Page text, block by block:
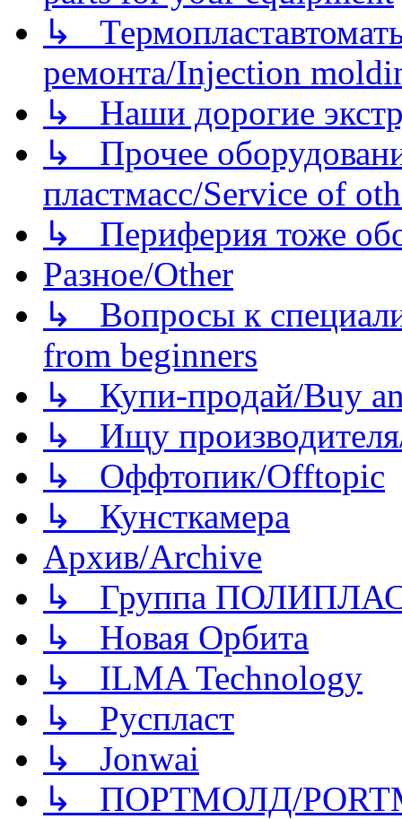
↳
ремонта/Injection
↳ Наши дорогие
↳ Прочее
пластмасс/Service of
↳ Периферия тоже
Разное/Other
↳ Вопросы к
from beginners
↳ Купи-продай/Buy
↳ Ищу
↳ Оффтопик/Offtopic
↳ Кунсткамера
Архив/Archive
↳ Группа
↳ Новая Орбита
↳ ILMA Technology
↳ Руспласт
↳ Jonwai
↳ ПОРТМОЛД/